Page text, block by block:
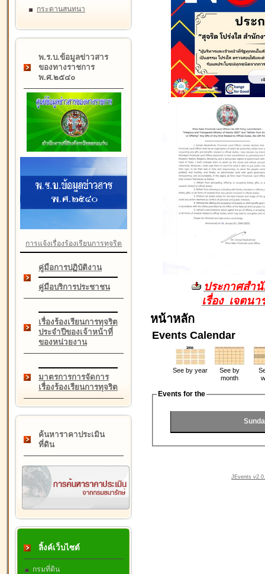
กระดานสนทนา
พ.ร.บ.ข้อมูลข่าวสาร
ของทางราชการ
พ.ศ.๒๕๔๐
การแจ้งเรื่องร้องเรียนการทุจริต
คู่มือการปฏิบัติงาน
คู่มือบริการประชาชน
เรื่องร้องเรียนการทุจริต
ประจำปีของเจ้าหน้าที่
ของหน่วยงาน
มาตรการการจัดการ
เรื่องร้องเรียนการทุจริต
ค้นหาราคาประเมิน
ที่ดิน
ลิ้งค์เว็บไซต์
กรมที่ดิน
ประกาศสำ
เรื่อง เจตน
หน้าหลัก
Events Calendar
See by year
See by
month
Events for the
JEvents